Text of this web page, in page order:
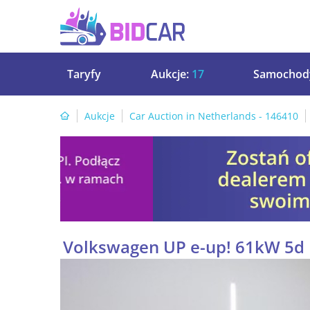
Taryfy Aukcje: 17
Aukcje Car Auction in Netherlands - 146410
Volkswagen UP e-up! 61kW 5d